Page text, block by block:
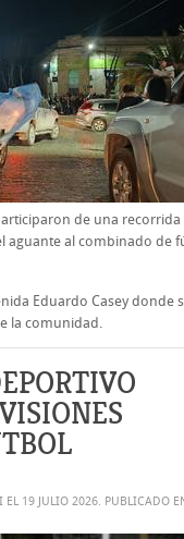
de una
aguante al combinado de
Eduardo Casey donde
la comunidad.
EL 19 JULIO 2026. PUBLICADO